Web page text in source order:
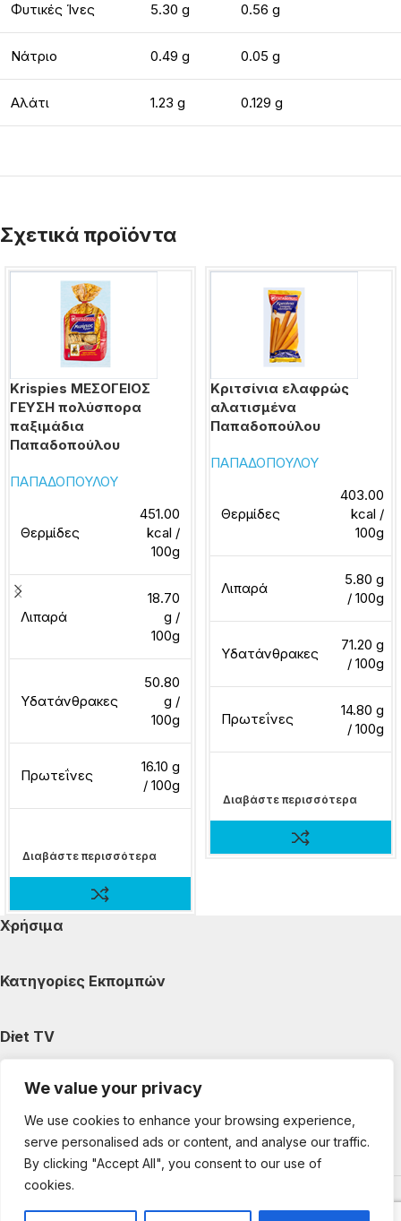
We value your privacy
We use cookies to enhance your browsing experience,
serve personalised ads or content, and analyse our traffic.
By clicking "Accept All", you consent to our use of
cookies.
Φυτικές Ίνες 5.30 g 0.56 g
Νάτριο 0.49 g 0.05 g
Αλάτι 1.23 g 0.129 g
Σχετικά προϊόντα
Krispies ΜΕΣΟΓΕΙΟΣ
ΓΕΥΣΗ πολύσπορα
παξιμάδια
Παπαδοπούλου
ΠΑΠΑΔΟΠΟΥΛΟΥ
Θερμίδες
451.00
kcal /
100g
Λιπαρά
18.70
g /
100g
Υδατάνθρακες
50.80
g /
100g
Πρωτεΐνες
16.10 g
/ 100g
Διαβάστε περισσότερα
Κριτσίνια ελαφρώς
αλατισμένα
Παπαδοπούλου
ΠΑΠΑΔΟΠΟΥΛΟΥ
Θερμίδες
403.00
kcal /
100g
Λιπαρά
5.80 g
/ 100g
Υδατάνθρακες
71.20 g
/ 100g
Πρωτεΐνες
14.80 g
/ 100g
Διαβάστε περισσότερα
Χρήσιμα
Κατηγορίες Εκπομπών
Diet TV
Κατηγορίες Άρθρων
Ακολουθήστε μας
Copyright © 2025 DietTV. All Rights Reserved.
development by web-idea.gr